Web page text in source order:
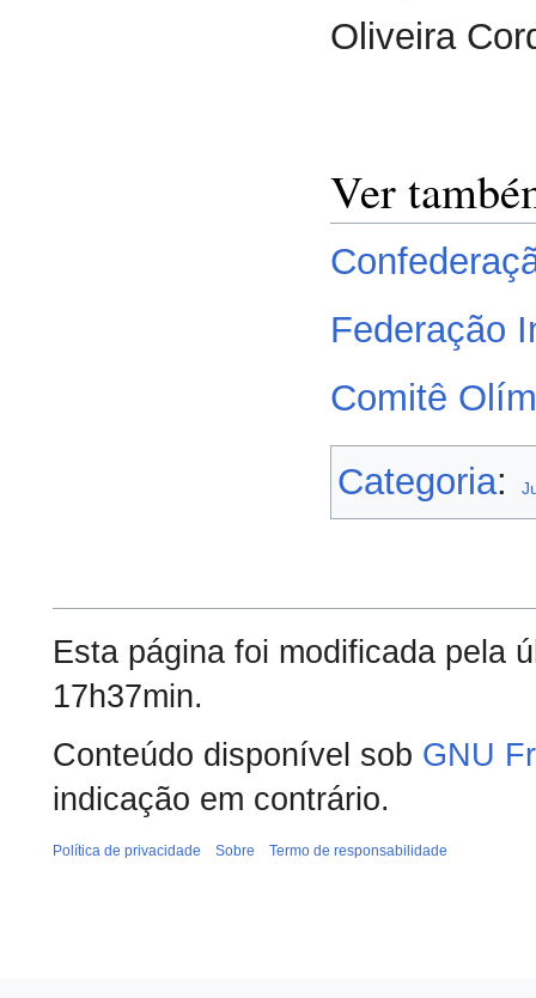
Oliveira
Ver
Federação
Comitê
Categoria:
Esta página foi modificada pela
17h37min.
Conteúdo disponível sob GNU
indicação em contrário.
Política de privacidade Sobre Termo de responsabilidade